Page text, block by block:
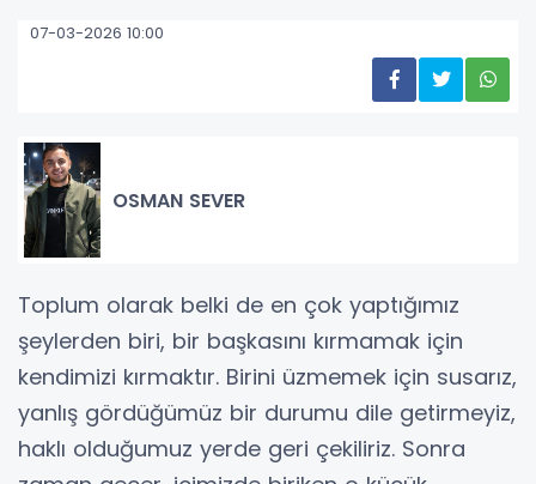
07-03-2026 10:00
OSMAN SEVER
Toplum olarak belki de en çok yaptığımız
şeylerden biri, bir başkasını kırmamak için
kendimizi kırmaktır. Birini üzmemek için susarız,
yanlış gördüğümüz bir durumu dile getirmeyiz,
haklı olduğumuz yerde geri çekiliriz. Sonra